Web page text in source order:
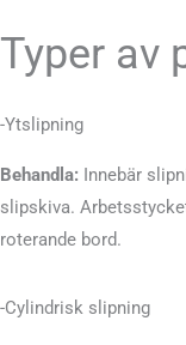
Typer av
-Ytslipning
Behandla: Innebär
slipskiva.
roterande bord.
-Cylindrisk slipning